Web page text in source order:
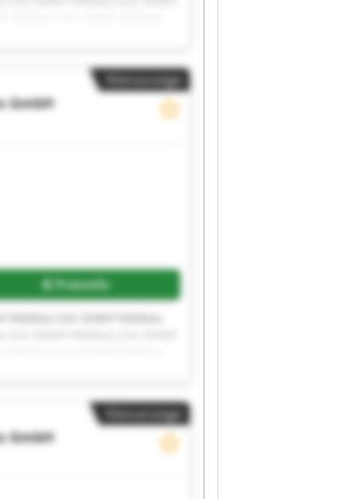
Kleinanzeige
GmbH
Preisinfo
Lins GmbH Holzbau-
Kleinanzeige
GmbH